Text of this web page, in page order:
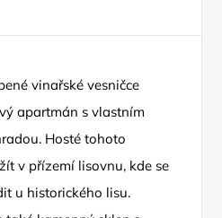
vinařské vesničce
apartmán s vlastním
Hosté tohoto
v přízemí lisovnu, kde se
u historického lisu.